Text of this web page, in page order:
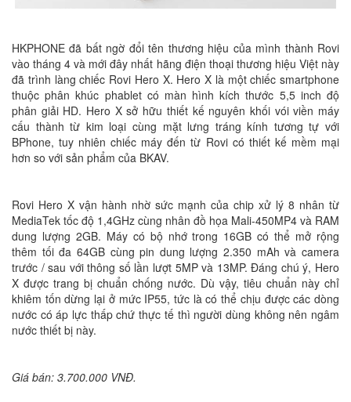
HKPHONE đã bất ngờ đổi tên thương hiệu của mình thành Rovi
vào tháng 4 và mới đây nhất hãng điện thoại thương hiệu Việt này
đã trình làng chiếc Rovi Hero X. Hero X là một chiếc smartphone
thuộc phân khúc phablet có màn hình kích thước 5,5 inch độ
phân giải HD. Hero X sở hữu thiết kế nguyên khối vói viền máy
cấu thành từ kim loại cùng mặt lưng tráng kính tương tự với
BPhone, tuy nhiên chiếc máy đến từ Rovi có thiết kế mềm mại
hơn so với sản phẩm của BKAV.
Rovi Hero X vận hành nhờ sức mạnh của chip xử lý 8 nhân từ
MediaTek tốc độ 1,4GHz cùng nhân đồ họa Mali-450MP4 và RAM
dung lượng 2GB. Máy có bộ nhớ trong 16GB có thể mở rộng
thêm tối đa 64GB cùng pin dung lượng 2.350 mAh và camera
trước / sau với thông số lần lượt 5MP và 13MP. Đáng chú ý, Hero
X được trang bị chuẩn chống nước. Dù vậy, tiêu chuẩn này chỉ
khiêm tốn dừng lại ở mức IP55, tức là có thể chịu được các dòng
nước có áp lực thấp chứ thực tế thì người dùng không nên ngâm
nước thiết bị này.
Giá bán: 3.700.000 VNĐ.